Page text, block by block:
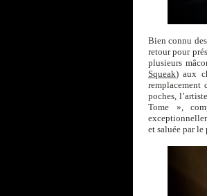
Bien connu
retour pour
plusieurs
Squeak) aux
remplacement
poches,
Tome »,
et saluée par le